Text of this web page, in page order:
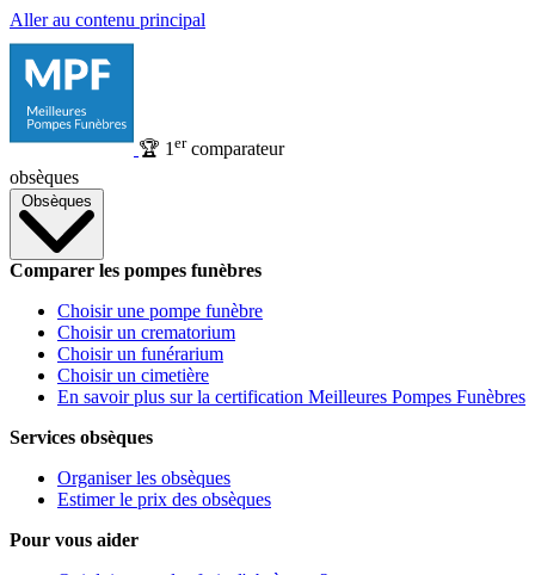
Aller au contenu principal
🏆 1 ercomparateur
obsèques
Obsèques
Comparer les pompes funèbres
Choisir une pompe funèbre
Choisir un crematorium
Choisir un funérarium
Choisir un cimetière
En savoir plus sur la certification Meilleures Pompes Funèbres
Services obsèques
Organiser les obsèques
Estimer le prix des obsèques
Pour vous aider